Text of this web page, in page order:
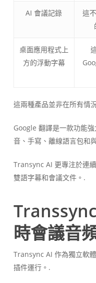
AI 會議記錄
這
桌面應用程式上
方的浮動字幕
這兩種產品並非在所有情
Google 翻譯是一款功能
音、手寫、離線語言包和
Transync AI 更專注於連
雙語字幕和會議文件。.
時會議音
Transync AI 作為獨立軟
插件運行。.